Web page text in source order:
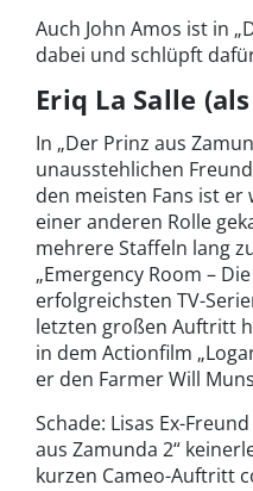
Auch John Amos ist in
dabei und schlüpft
Eriq La Salle
In „Der Prinz aus
unausstehlichen
den meisten Fans ist
einer anderen Rolle
mehrere Staffeln lang
„Emergency Room –
erfolgreichsten TV-
letzten großen Auftritt
in dem Actionfilm
er den Farmer Will
Schade: Lisas Ex-
aus Zamunda 2“
kurzen Cameo-Auftritt